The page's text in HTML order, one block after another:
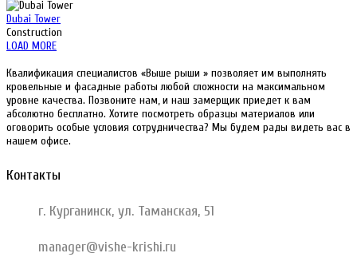
Dubai Tower
Construction
LOAD MORE
Квалификация специалистов «Выше рыши » позволяет им выполнять
кровельные и фасадные работы любой сложности на максимальном
уровне качества. Позвоните нам, и наш замерщик приедет к вам
абсолютно бесплатно. Хотите посмотреть образцы материалов или
оговорить особые условия сотрудничества? Мы будем рады видеть вас в
нашем офисе.
Контакты
г. Курганинск, ул. Таманская, 51
manager@vishe-krishi.ru